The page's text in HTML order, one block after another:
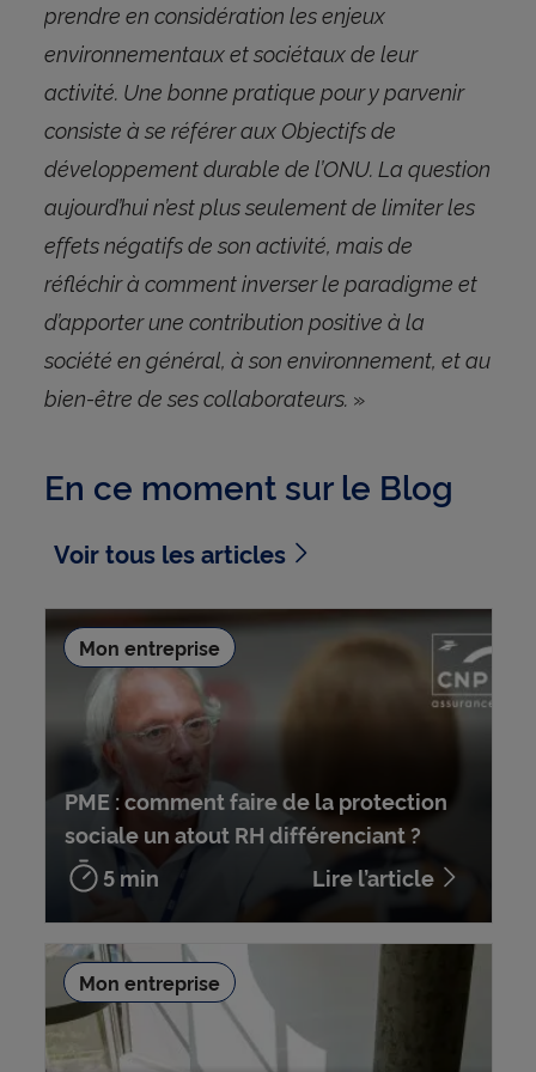
prendre en considération les enjeux
environnementaux et sociétaux de leur
activité. Une bonne pratique pour y parvenir
consiste à se référer aux Objectifs de
développement durable de l’ONU. La question
aujourd’hui n’est plus seulement de limiter les
effets négatifs de son activité, mais de
réfléchir à comment inverser le paradigme et
d’apporter une contribution positive à la
société en général, à son environnement, et au
bien-être de ses collaborateurs. »
En ce moment sur le Blog
Voir tous les articles
PME : comment faire de la protection
sociale un atout RH différenciant ?
5 min
Lire l’article
Mon entreprise
Mon entreprise